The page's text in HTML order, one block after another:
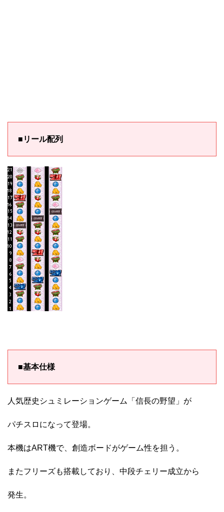
■リール配列
■基本仕様
人気歴史シュミレーションゲーム「信長の野望」が
パチスロになって登場。
本機はART機で、創造ボードがゲーム性を担う。
またフリーズも搭載しており、中段チェリー成立から
発生。